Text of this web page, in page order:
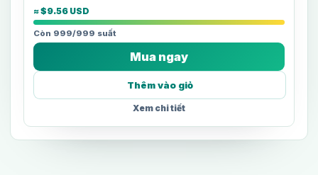
≈ $9.56 USD
Còn 999/999 suất
Mua ngay
Thêm vào giỏ
Xem chi tiết